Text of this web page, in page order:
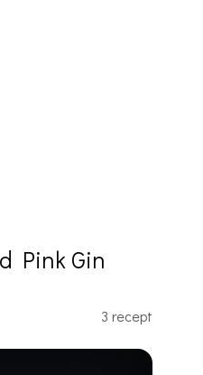
Pink Gin
3 recept